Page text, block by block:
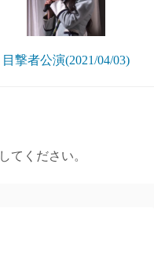
目撃者公演(2021/04/03)
してください。